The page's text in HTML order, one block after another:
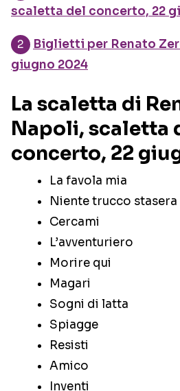
scaletta del concerto, 22
Biglietti per Renato
giugno 2024
La scaletta di
Napoli, scaletta
concerto, 22
La favola mia
Niente trucco stasera
Cercami
L’avventuriero
Morire qui
Magari
Sogni di latta
Spiagge
Resisti
Amico
Inventi